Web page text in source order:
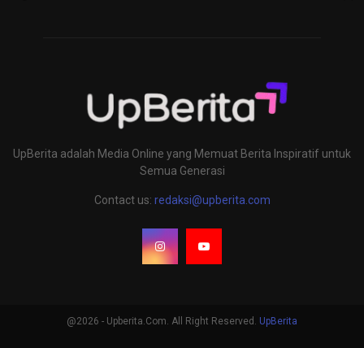
UpBerita adalah Media Online yang Memuat Berita Inspiratif untuk
Semua Generasi
Contact us: redaksi@upberita.com
@2026 - Upberita.Com. All Right Reserved. UpBerita